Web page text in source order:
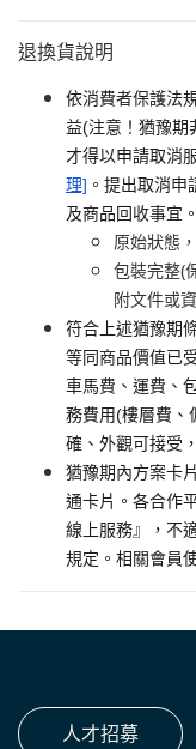
退換貨說明
依消費者保護法
益(注意！猶豫期
才得以申請取消
理] 。提出取消
及商品回收事宜
原始狀態
包裝完整(
附文件或
符合上述猶豫期
等同商品價值已
車馬費、運費、
務費用(樓層費、
確、外觀可接受
猶豫期內方案卡
通卡片。各合作
線上服務』，不
規定。相關會員
人才招募